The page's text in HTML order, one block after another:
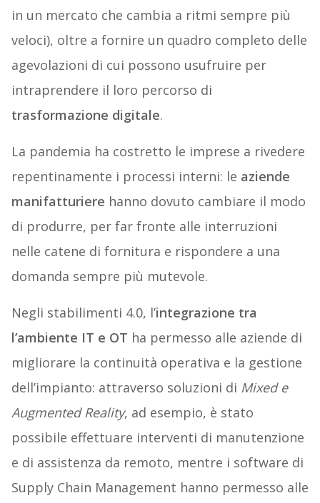
in un mercato che cambia a ritmi sempre più
veloci), oltre a fornire un quadro completo delle
agevolazioni di cui possono usufruire per
intraprendere il loro percorso di
trasformazione digitale.
La pandemia ha costretto le imprese a rivedere
repentinamente i processi interni: le aziende
manifatturiere hanno dovuto cambiare il modo
di produrre, per far fronte alle interruzioni
nelle catene di fornitura e rispondere a una
domanda sempre più mutevole.
Negli stabilimenti 4.0, l’integrazione tra
l’ambiente IT e OT ha permesso alle aziende di
migliorare la continuità operativa e la gestione
dell’impianto: attraverso soluzioni di Mixed e
Augmented Reality, ad esempio, è stato
possibile effettuare interventi di manutenzione
e di assistenza da remoto, mentre i software di
Supply Chain Management hanno permesso alle